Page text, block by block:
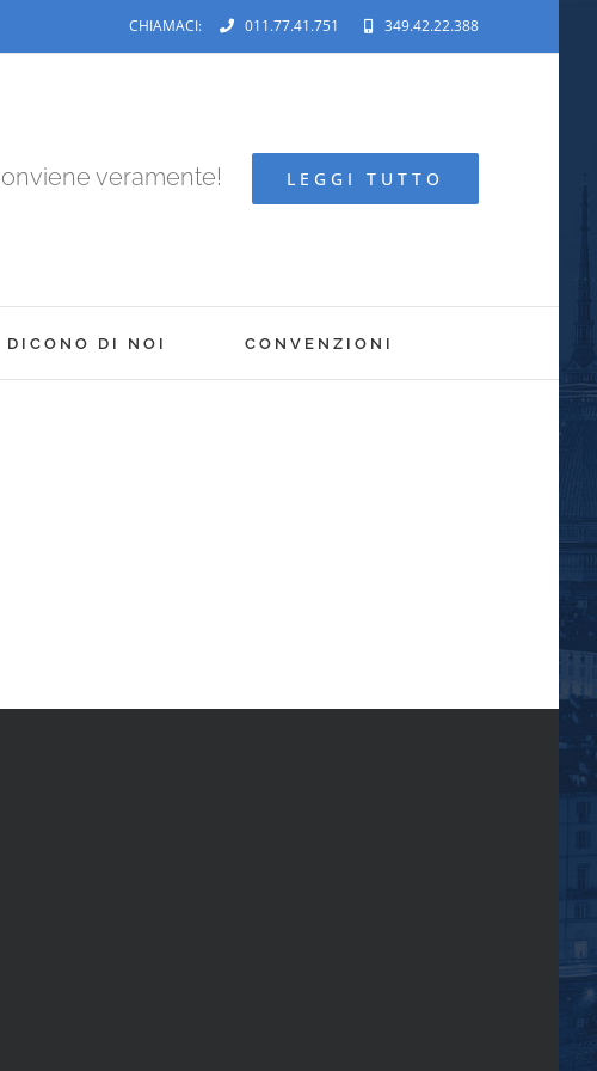
CHIAMACI: 011.77.41.751 349.42.22.388
veramente! LEGGI TUTTO
DICONO DI NOI CONVENZIONI